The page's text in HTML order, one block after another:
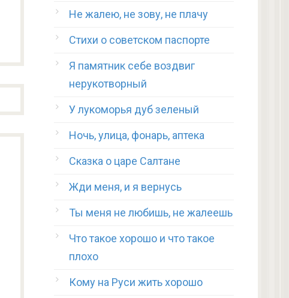
Не жалею, не зову, не плачу
Стихи о советском паспорте
Я памятник себе воздвиг
нерукотворный
У лукоморья дуб зеленый
Ночь, улица, фонарь, аптека
Сказка о царе Салтане
Жди меня, и я вернусь
Ты меня не любишь, не жалеешь
Что такое хорошо и что такое
плохо
Кому на Руси жить хорошо